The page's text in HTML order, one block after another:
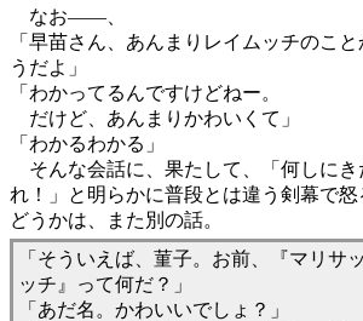
なお――、
「早苗さん、あんまりレイムッチのこ
うだよ」
「わかってるんですけどねー。
だけど、あんまりかわいくて」
「わかるわかる」
そんな会話に、果たして、「何しにき
れ！」と明らかに普段とは違う剣幕で
どうかは、また別の話。
「そういえば、菫子。お前、『マリサ
ッチ』って何だ？」
「あだ名。かわいいでしょ？」